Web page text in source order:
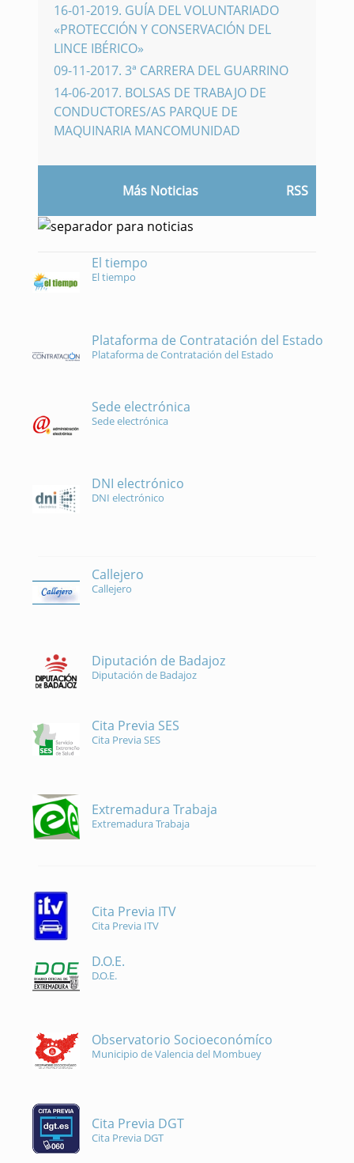
16-01-2019. GUÍA DEL VOLUNTARIADO
«PROTECCIÓN Y CONSERVACIÓN DEL
LINCE IBÉRICO»
09-11-2017. 3ª CARRERA DEL GUARRINO
14-06-2017. BOLSAS DE TRABAJO DE
CONDUCTORES/AS PARQUE DE
MAQUINARIA MANCOMUNIDAD
Más Noticias RSS
El tiempo
El tiempo
Plataforma de Contratación del Estado
Plataforma de Contratación del Estado
Sede electrónica
Sede electrónica
DNI electrónico
DNI electrónico
Callejero
Callejero
Diputación de Badajoz
Diputación de Badajoz
Cita Previa SES
Cita Previa SES
Extremadura Trabaja
Extremadura Trabaja
Cita Previa ITV
Cita Previa ITV
D.O.E.
D.O.E.
Observatorio Socioeconómíco
Municipio de Valencia del Mombuey
Cita Previa DGT
Cita Previa DGT